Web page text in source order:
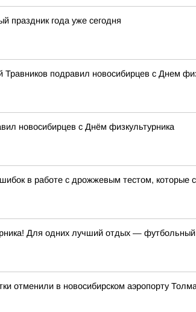
праздник года уже сегодня
Травников подравил новосибирцев с Днем
новосибирцев с Днём физкультурника
в работе с дрожжевым тестом, которые
Для одних лучший отдых —
отменили в новосибирском аэропорту